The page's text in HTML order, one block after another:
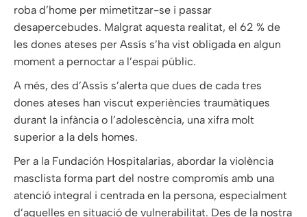
roba d’home per mimetitzar-se i passar
desapercebudes. Malgrat aquesta realitat, el 62 % de
les dones ateses per Assís s’ha vist obligada en algun
moment a pernoctar a l’espai públic.
A més, des d’Assís s’alerta que dues de cada tres
dones ateses han viscut experiències traumàtiques
durant la infància o l’adolescència, una xifra molt
superior a la dels homes.
Per a la Fundación Hospitalarias, abordar la violència
masclista forma part del nostre compromís amb una
atenció integral i centrada en la persona, especialment
d’aquelles en situació de vulnerabilitat. Des de la nostra